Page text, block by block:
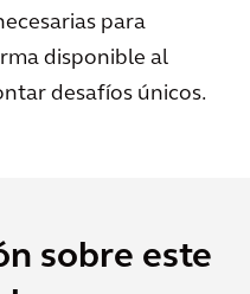
para
disponible al
desafíos únicos.
sobre este